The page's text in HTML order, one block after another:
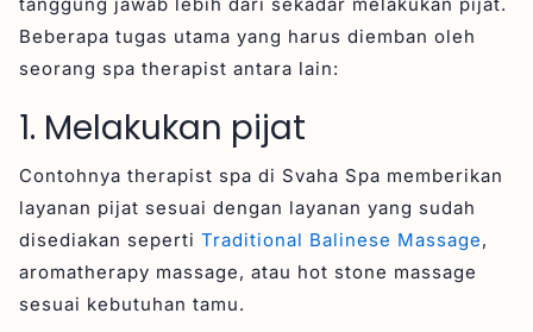
Beberapa tugas utama yang harus diemban oleh
seorang spa therapist antara lain:
1. Melakukan pijat
Contohnya therapist spa di Svaha Spa memberikan
layanan pijat sesuai dengan layanan yang sudah
disediakan seperti Traditional Balinese Massage,
aromatherapy massage, atau hot stone massage
sesuai kebutuhan tamu.